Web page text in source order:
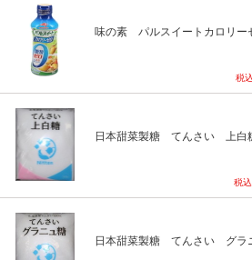
味の素 パルスイートカロリ
税
日本甜菜製糖 てんさい 上白
税
日本甜菜製糖 てんさい グラ